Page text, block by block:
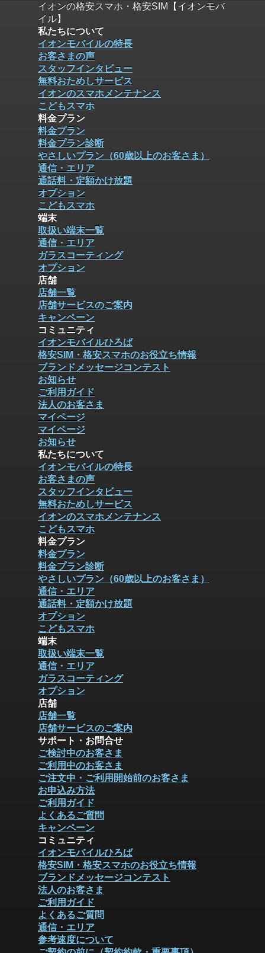
イオンの格安スマホ・格安SIM【イオンモバ
イル】
私たちについて
イオンモバイルの特長
お客さまの声
スタッフインタビュー
無料おためしサービス
イオンのスマホメンテナンス
こどもスマホ
料金プラン
料金プラン
料金プラン診断
やさしいプラン（60歳以上のお客さま）
通信・エリア
通話料・定額かけ放題
オプション
こどもスマホ
端末
取扱い端末一覧
通信・エリア
ガラスコーティング
オプション
店舗
店舗一覧
店舗サービスのご案内
キャンペーン
コミュニティ
イオンモバイルひろば
格安SIM・格安スマホのお役立ち情報
ブランドメッセージコンテスト
お知らせ
ご利用ガイド
法人のお客さま
マイページ
マイページ
お知らせ
私たちについて
イオンモバイルの特長
お客さまの声
スタッフインタビュー
無料おためしサービス
イオンのスマホメンテナンス
こどもスマホ
料金プラン
料金プラン
料金プラン診断
やさしいプラン（60歳以上のお客さま）
通信・エリア
通話料・定額かけ放題
オプション
こどもスマホ
端末
取扱い端末一覧
通信・エリア
ガラスコーティング
オプション
店舗
店舗一覧
店舗サービスのご案内
サポート・お問合せ
ご検討中のお客さま
ご利用中のお客さま
ご注文中・ご利用開始前のお客さま
お申込み方法
ご利用ガイド
よくあるご質問
キャンペーン
コミュニティ
イオンモバイルひろば
格安SIM・格安スマホのお役立ち情報
ブランドメッセージコンテスト
法人のお客さま
ご利用ガイド
よくあるご質問
通信・エリア
参考速度について